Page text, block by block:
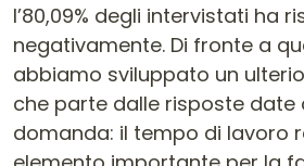
l’80,09% degli intervistati ha
negativamente. Di fronte a
abbiamo sviluppato un
che parte dalle risposte date
domanda: il tempo di lavoro